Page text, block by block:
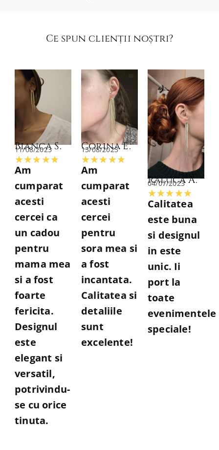
Ce spun clienții noștri?​
Bianca S.
11/08/2023
★★★★★ Evaluată
5
Am
cumparat
acesti
cercei ca
un cadou
pentru
mama mea
si a fost
foarte
fericita.
Designul
este
elegant si
versatil,
potrivindu-
se cu orice
tinuta.
Corina E.
13/08/2023
★★★★★ Evaluată
5
Am
cumparat
acesti
cercei
pentru
sora mea si
a fost
incantata.
Calitatea si
detaliile
sunt
excelente!
Raluca A.
04/07/2023
★★★★★
la
5
din
Calitatea
este buna
si designul
in este
unic. Ii
port la
toate
evenimentele
speciale!